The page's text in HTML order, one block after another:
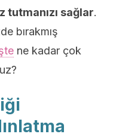
tutmanızı sağlar.
bırakmış
ne kadar çok